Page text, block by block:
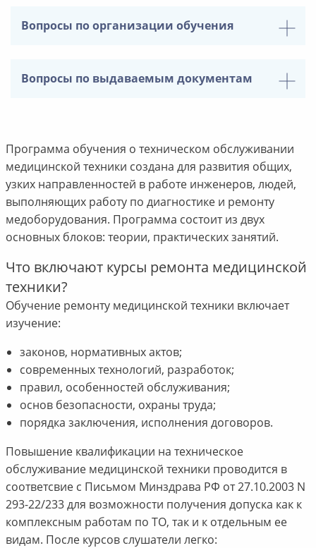
Вопросы по организации обучения
Вопросы по выдаваемым документам
Программа обучения о техническом обслуживании
медицинской техники создана для развития общих,
узких направленностей в работе инженеров, людей,
выполняющих работу по диагностике и ремонту
медоборудования. Программа состоит из двух
основных блоков: теории, практических занятий.
Что включают курсы ремонта медицинской
техники?
Обучение ремонту медицинской техники включает
изучение:
законов, нормативных актов;
современных технологий, разработок;
правил, особенностей обслуживания;
основ безопасности, охраны труда;
порядка заключения, исполнения договоров.
Повышение квалификации на техническое
обслуживание медицинской техники проводится в
соответсвие с Письмом Минздрава РФ от 27.10.2003 N
293-22/233 для возможности получения допуска как к
комплексным работам по ТО, так и к отдельным ее
видам. После курсов слушатели легко: